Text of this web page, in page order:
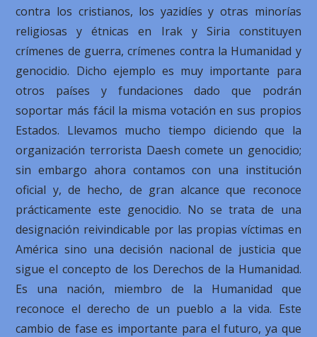
contra los cristianos, los yazidíes y otras minorías
religiosas y étnicas en Irak y Siria constituyen
crímenes de guerra, crímenes contra la Humanidad y
genocidio. Dicho ejemplo es muy importante para
otros países y fundaciones dado que podrán
soportar más fácil la misma votación en sus propios
Estados. Llevamos mucho tiempo diciendo que la
organización terrorista Daesh comete un genocidio;
sin embargo ahora contamos con una institución
oficial y, de hecho, de gran alcance que reconoce
prácticamente este genocidio. No se trata de una
designación reivindicable por las propias víctimas en
América sino una decisión nacional de justicia que
sigue el concepto de los Derechos de la Humanidad.
Es una nación, miembro de la Humanidad que
reconoce el derecho de un pueblo a la vida. Este
cambio de fase es importante para el futuro, ya que